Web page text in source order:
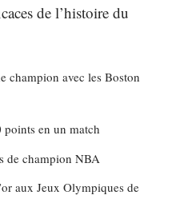
de l’histoire du
champion avec les Boston
en un match
de champion NBA
aux Jeux Olympiques de